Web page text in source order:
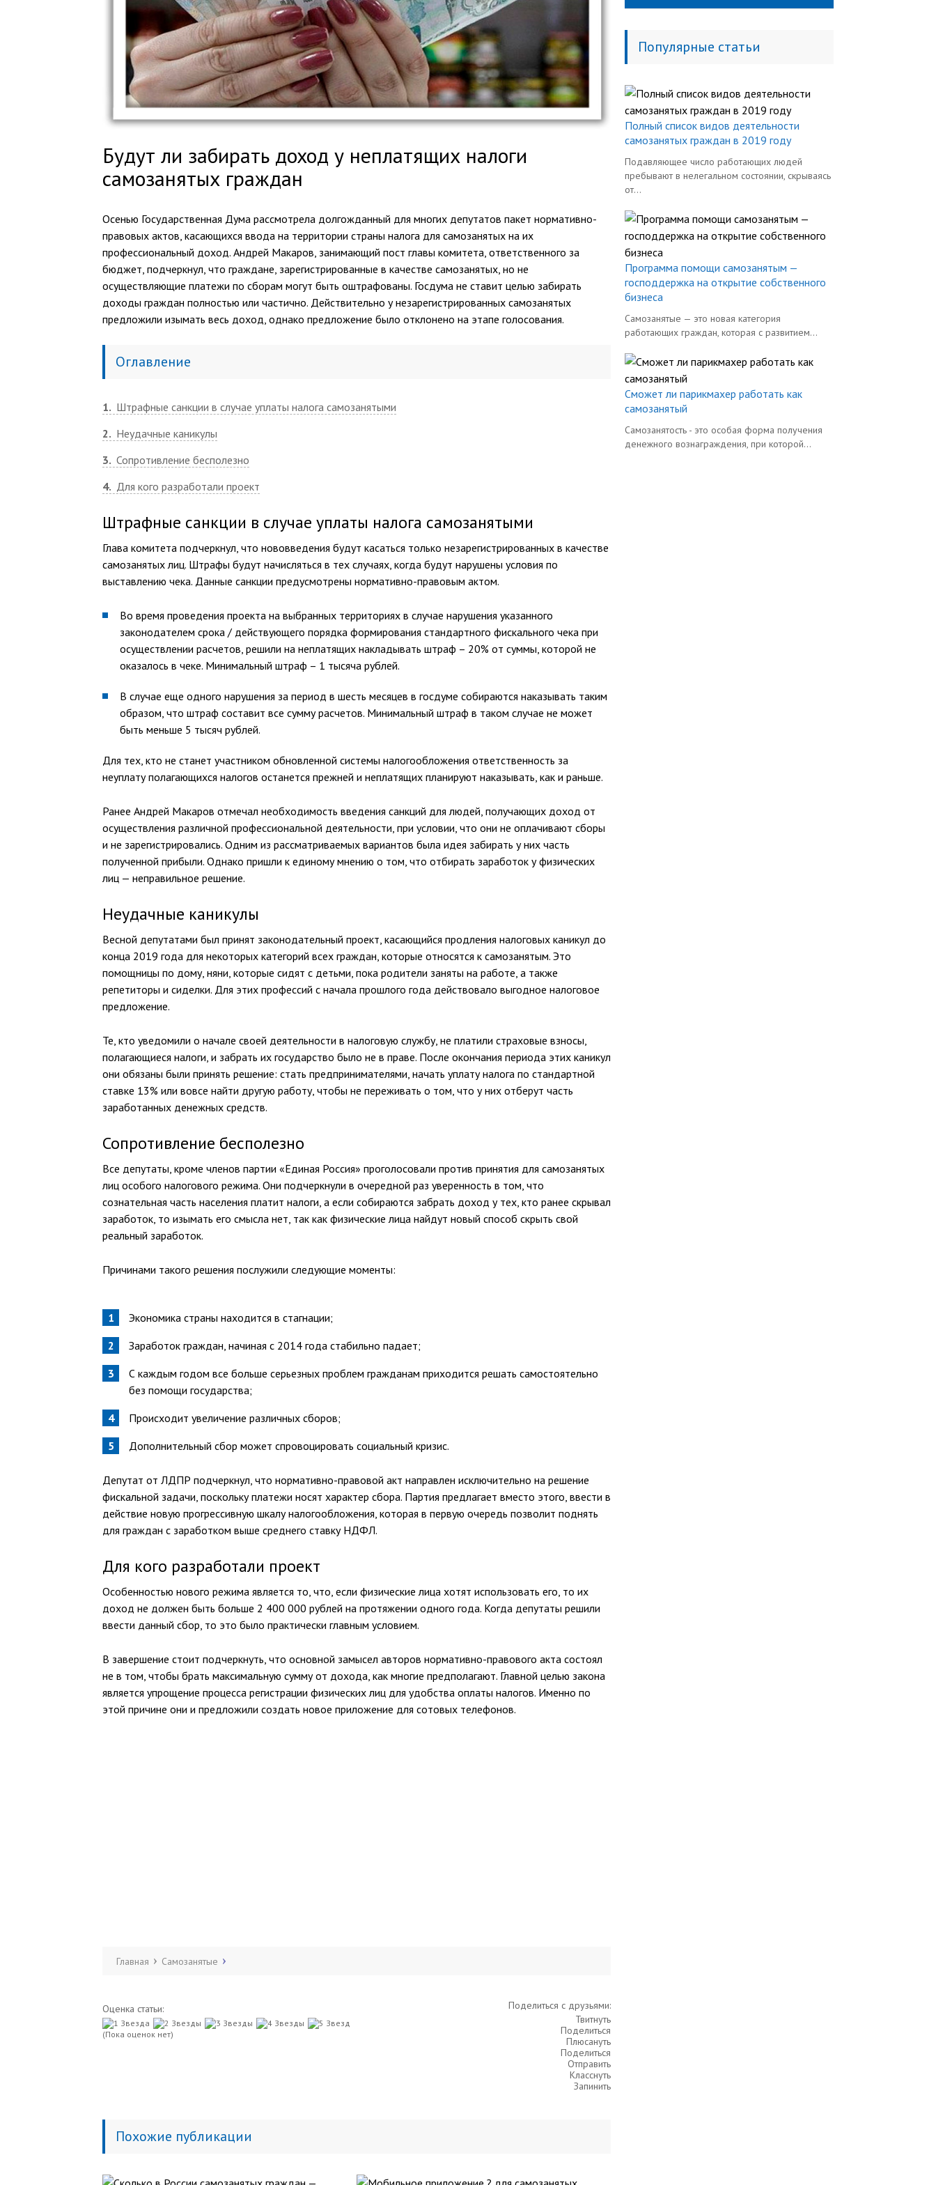
Будут ли забирать доход у неплатящих налоги
самозанятых граждан
Осенью Государственная Дума рассмотрела долгожданный для многих депутатов пакет нормативно-
правовых актов, касающихся ввода на территории страны налога для самозанятых на их
профессиональный доход. Андрей Макаров, занимающий пост главы комитета, ответственного за
бюджет, подчеркнул, что граждане, зарегистрированные в качестве самозанятых, но не
осуществляющие платежи по сборам могут быть оштрафованы. Госдума не ставит целью забирать
доходы граждан полностью или частично. Действительно у незарегистрированных самозанятых
предложили изымать весь доход, однако предложение было отклонено на этапе голосования.
Оглавление
1
Штрафные санкции в случае уплаты налога самозанятыми
2
Неудачные каникулы
3 Сопротивление бесполезно
4
Для кого разработали проект
Штрафные санкции в случае уплаты налога самозанятыми
Глава комитета подчеркнул, что нововведения будут касаться только незарегистрированных в качестве
самозанятых лиц. Штрафы будут начисляться в тех случаях, когда будут нарушены условия по
выставлению чека. Данные санкции предусмотрены нормативно-правовым актом.
Во время проведения проекта на выбранных территориях в случае нарушения указанного
законодателем срока / действующего порядка формирования стандартного фискального чека при
осуществлении расчетов, решили на неплатящих накладывать штраф – 20% от суммы, которой не
оказалось в чеке. Минимальный штраф – 1 тысяча рублей.
В случае еще одного нарушения за период в шесть месяцев в госдуме собираются наказывать таким
образом, что штраф составит все сумму расчетов. Минимальный штраф в таком случае не может
быть меньше 5 тысяч рублей.
Для тех, кто не станет участником обновленной системы налогообложения ответственность за
неуплату полагающихся налогов останется прежней и неплатящих планируют наказывать, как и раньше.
Ранее Андрей Макаров отмечал необходимость введения санкций для людей, получающих доход от
осуществления различной профессиональной деятельности, при условии, что они не оплачивают сборы
и не зарегистрировались. Одним из рассматриваемых вариантов была идея забирать у них часть
полученной прибыли. Однако пришли к единому мнению о том, что отбирать заработок у физических
лиц — неправильное решение.
Неудачные каникулы
Весной депутатами был принят законодательный проект, касающийся продления налоговых каникул до
конца 2019 года для некоторых категорий всех граждан, которые относятся к самозанятым. Это
помощницы по дому, няни, которые сидят с детьми, пока родители заняты на работе, а также
репетиторы и сиделки. Для этих профессий с начала прошлого года действовало выгодное налоговое
предложение.
Те, кто уведомили о начале своей деятельности в налоговую службу, не платили страховые взносы,
полагающиеся налоги, и забрать их государство было не в праве. После окончания периода этих каникул
они обязаны были принять решение: стать предпринимателями, начать уплату налога по стандартной
ставке 13% или вовсе найти другую работу, чтобы не переживать о том, что у них отберут часть
заработанных денежных средств.
Сопротивление бесполезно
Все депутаты, кроме членов партии «Единая Россия» проголосовали против принятия для самозанятых
лиц особого налогового режима. Они подчеркнули в очередной раз уверенность в том, что
сознательная часть населения платит налоги, а если собираются забрать доход у тех, кто ранее скрывал
заработок, то изымать его смысла нет, так как физические лица найдут новый способ скрыть свой
реальный заработок.
Причинами такого решения послужили следующие моменты:
Экономика страны находится в стагнации;
Заработок граждан, начиная с 2014 года стабильно падает;
С каждым годом все больше серьезных проблем гражданам приходится решать самостоятельно
без помощи государства;
Происходит увеличение различных сборов;
Дополнительный сбор может спровоцировать социальный кризис.
Депутат от ЛДПР подчеркнул, что нормативно-правовой акт направлен исключительно на решение
фискальной задачи, поскольку платежи носят характер сбора. Партия предлагает вместо этого, ввести в
действие новую прогрессивную шкалу налогообложения, которая в первую очередь позволит поднять
для граждан с заработком выше среднего ставку НДФЛ.
Для кого разработали проект
Особенностью нового режима является то, что, если физические лица хотят использовать его, то их
доход не должен быть больше 2 400 000 рублей на протяжении одного года. Когда депутаты решили
ввести данный сбор, то это было практически главным условием.
В завершение стоит подчеркнуть, что основной замысел авторов нормативно-правового акта состоял
не в том, чтобы брать максимальную сумму от дохода, как многие предполагают. Главной целью закона
является упрощение процесса регистрации физических лиц для удобства оплаты налогов. Именно по
этой причине они и предложили создать новое приложение для сотовых телефонов.
Главная Самозанятые
Оценка статьи:
(Пока оценок нет)
Поделиться с друзьями:
Твитнуть
Поделиться
Плюсануть
Поделиться
Отправить
Класснуть
Запинить
Похожие публикации
Популярные статьи
Полный список видов деятельности
самозанятых граждан в 2019 году
Подавляющее число работающих людей
пребывают в нелегальном состоянии, скрываясь
от...
Программа помощи самозанятым —
господдержка на открытие собственного
бизнеса
Самозанятые — это новая категория
работающих граждан, которая с развитием...
Сможет ли парикмахер работать как
самозанятый
Самозанятость - это особая форма получения
денежного вознаграждения, при которой...